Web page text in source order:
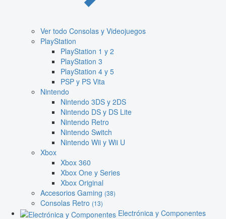
Ver todo Consolas y Videojuegos
PlayStation
PlayStation 1 y 2
PlayStation 3
PlayStation 4 y 5
PSP y PS Vita
Nintendo
Nintendo 3DS y 2DS
Nintendo DS y DS Lite
Nintendo Retro
Nintendo Switch
Nintendo Wii y Wii U
Xbox
Xbox 360
Xbox One y Series
Xbox Original
Accesorios Gaming (38)
Consolas Retro (13)
Electrónica y Componentes